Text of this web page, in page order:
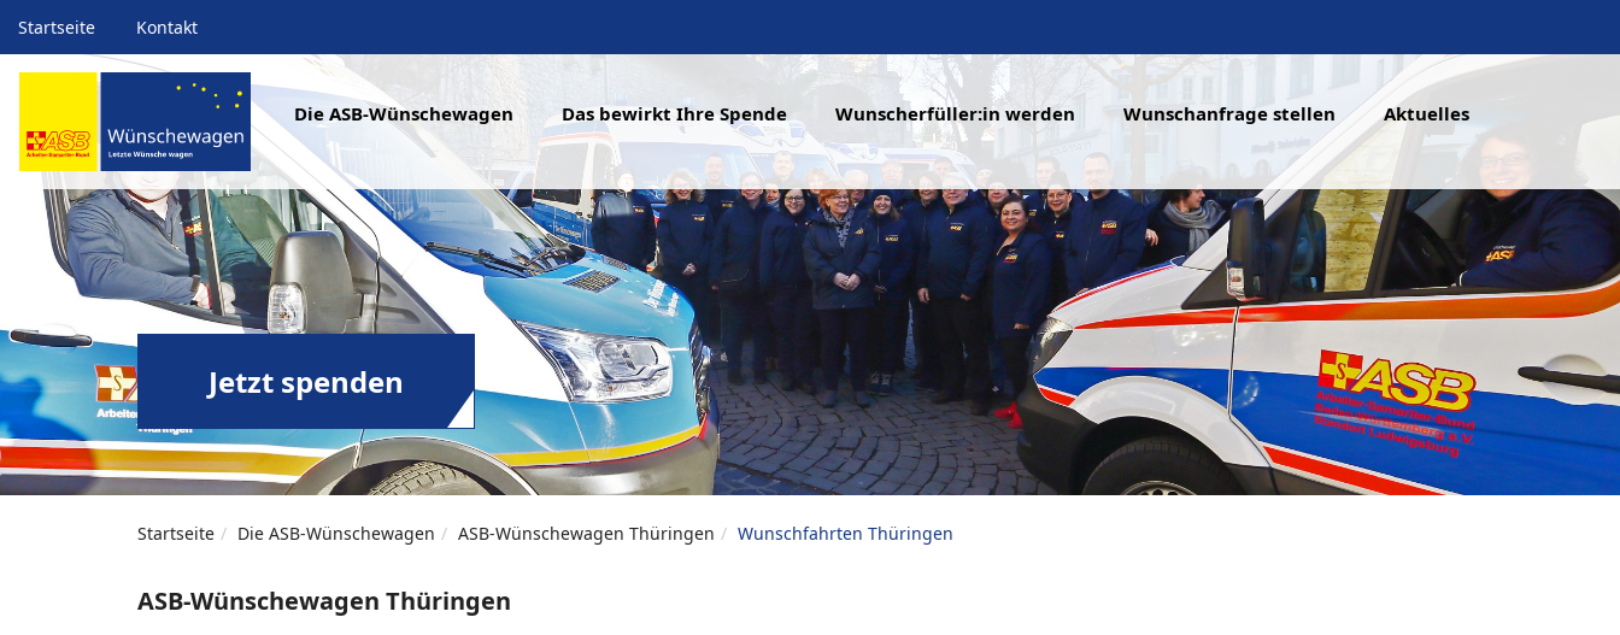
Startseite Kontakt
Die ASB-Wünschewagen Das bewirkt Ihre Spende Wunscherfüller:in werden Wunschanfrage stellen Aktuelles
Jetzt spenden
Startseite Die ASB-Wünschewagen ASB-Wünschewagen Thüringen Wunschfahrten Thüringen
ASB-Wünschewagen Thüringen